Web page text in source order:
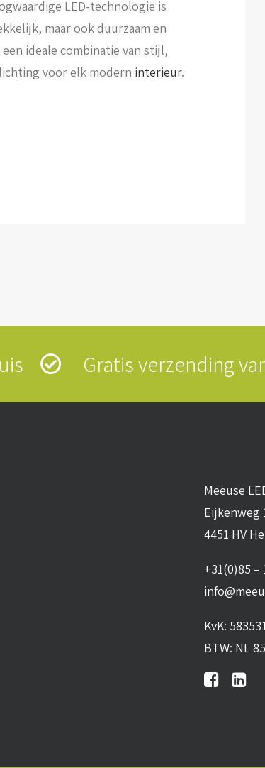
LED-technologie is
maar ook duurzaam en
ideale combinatie van stijl,
voor elk modern interieur.
Gratis verzending
Meeuse
Eijkenweg
4451 HV
+31(0)85 –
KvK:
BTW: NL